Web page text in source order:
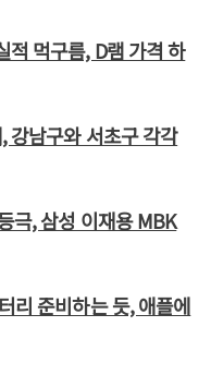
먹구름, D램 가격 하
남구와 서초구 각각
극, 삼성 이재용 MBK
리 준비하는 듯, 애플에